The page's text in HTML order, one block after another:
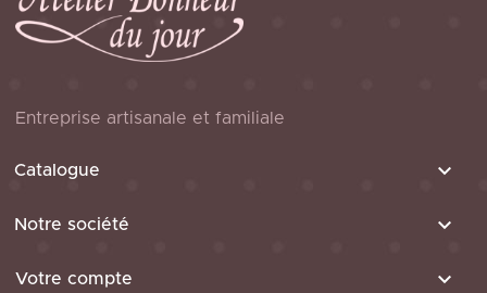
Entreprise artisanale et familiale
Catalogue 
Notre société 
Votre compte 